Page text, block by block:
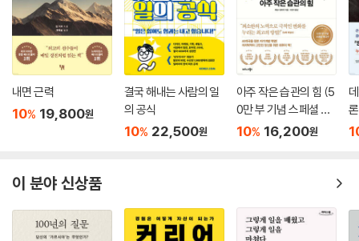
내면 근력
10% 19,800원
결국 해내는 사람의 일
의 공식
10% 22,500원
아주 작은 습관의 힘 (5
0만 부 기념 스페셜 에
디션)
10% 16,200원
이 분야 신상품